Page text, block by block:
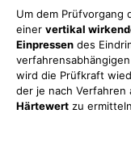
Um dem Prüfvorgang
einer vertikal
Einpressen des
verfahrensabhängigen
wird die Prüfkraft
der je nach Verfahren
Härtewert zu